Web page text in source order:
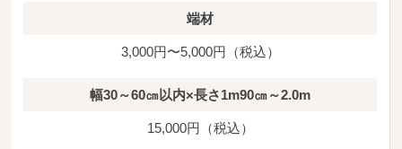
端材
3,000円〜5,000円（税込）
幅30～60㎝以内×長さ1m90㎝～2.0m
15,000円（税込）